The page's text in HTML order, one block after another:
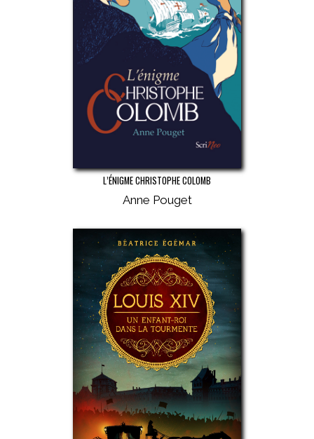
L’ÉNIGME CHRISTOPHE COLOMB
Anne Pouget